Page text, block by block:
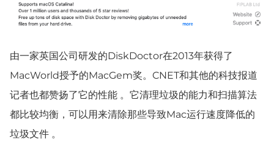
由一家英国公司研发的DiskDoctor在2013年获得了
MacWorld授予的MacGem奖。CNET和其他的科技报道
记者也都赞扬了它的性能 。它清理垃圾的能力和扫描算法
都比较均衡，可以用来清除那些导致Mac运行速度降低的
垃圾文件 。